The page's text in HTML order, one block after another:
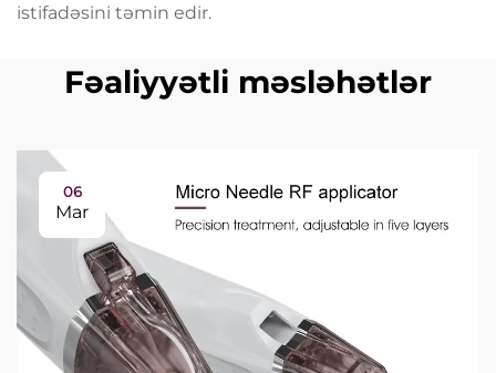
istifadəsini təmin edir.
Fəaliyyətli məsləhətlər
06
Mar